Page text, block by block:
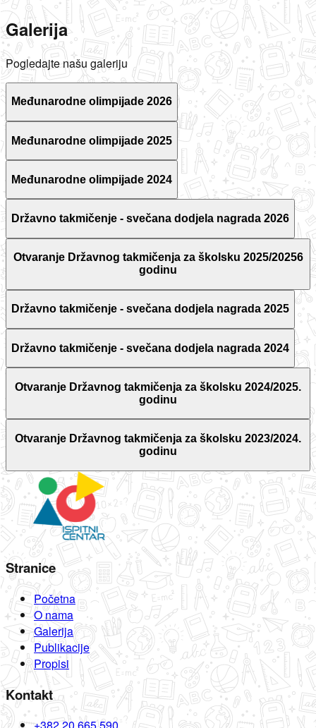
Galerija
Pogledajte našu galeriju
Međunarodne olimpijade 2026
Međunarodne olimpijade 2025
Međunarodne olimpijade 2024
Državno takmičenje - svečana dodjela nagrada 2026
Otvaranje Državnog takmičenja za školsku 2025/20256
godinu
Državno takmičenje - svečana dodjela nagrada 2025
Državno takmičenje - svečana dodjela nagrada 2024
Otvaranje Državnog takmičenja za školsku 2024/2025.
godinu
Otvaranje Državnog takmičenja za školsku 2023/2024.
godinu
Stranice
Početna
O nama
Galerija
Publikacije
Propisi
Kontakt